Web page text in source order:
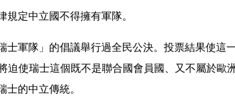
定中立國不得擁有軍隊。
士軍隊」的倡議舉行過全民公決。投票結果使這
使瑞士這個既不是聯合國會員國、又不屬於歐
士的中立傳統。